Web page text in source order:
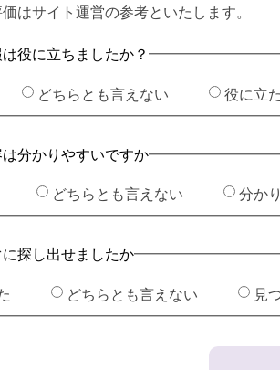
はサイト運営の参考といたします。
役に立ちましたか？
どちらとも言えない 役に立
分かりやすいですか
どちらとも言えない 分か
探し出せましたか
どちらとも言えない 見